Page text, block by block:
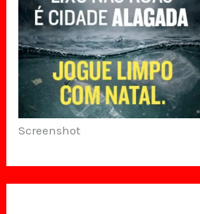
Screenshot